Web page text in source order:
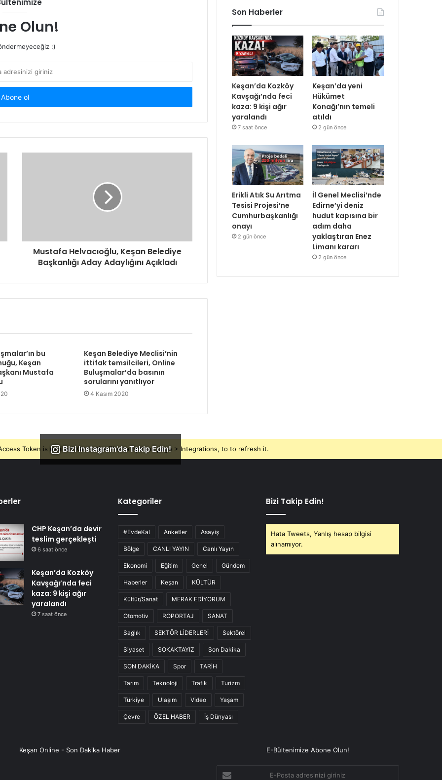
Olun!
:)
Mustafa Helvacıoğlu, Keşan Belediye
Başkanlığı Aday Adaylığını Açıkladı
bu
Keşan
Mustafa
Keşan Belediye Meclisi’nin
ittifak temsilcileri, Online
Buluşmalar’da basının
sorularını yanıtlıyor
4 Kasım 2020
Son Haberler
Keşan’da Kozköy
Kavşağı’nda feci
kaza: 9 kişi ağır
yaralandı
7 saat önce
Keşan’da yeni
Hükümet
Konağı’nın temeli
atıldı
2 gün önce
Erikli Atık Su Arıtma
Tesisi Projesi’ne
Cumhurbaşkanlığı
onayı
2 gün önce
İl Genel Meclisi’nde
Edirne’yi deniz
hudut kapısına bir
adım daha
yaklaştıran Enez
Limanı kararı
2 gün önce
Bizi Instagram'da Takip Edin!
Token is expired, Go to the Theme options page > Integrations, to to refresh it.
CHP Keşan’da devir
teslim gerçekleşti
6 saat önce
Keşan’da Kozköy
Kavşağı’nda feci
kaza: 9 kişi ağır
yaralandı
7 saat önce
Kategoriler
#EvdeKal Anketler Asayiş
Bölge CANLI YAYIN Canlı Yayın
Ekonomi Eğitim Genel Gündem
Haberler Keşan KÜLTÜR
Kültür/Sanat MERAK EDİYORUM
Otomotiv RÖPORTAJ SANAT
Sağlık SEKTÖR LİDERLERİ Sektörel
Siyaset SOKAKTAYIZ Son Dakika
SON DAKİKA Spor TARİH
Tarım Teknoloji Trafik Turizm
Türkiye Ulaşım Video Yaşam
Çevre ÖZEL HABER İş Dünyası
Bizi Takip Edin!
Hata Tweets, Yanlış hesap bilgisi
alınamıyor.
Keşan Online - Son Dakika Haber E-Bültenimize Abone Olun!